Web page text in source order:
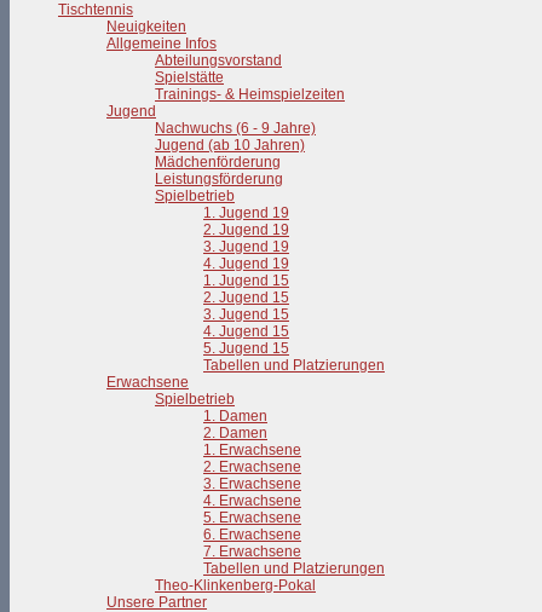
Tischtennis
Neuigkeiten
Allgemeine Infos
Abteilungsvorstand
Spielstätte
Trainings- & Heimspielzeiten
Jugend
Nachwuchs (6 - 9 Jahre)
Jugend (ab 10 Jahren)
Mädchenförderung
Leistungsförderung
Spielbetrieb
1. Jugend 19
2. Jugend 19
3. Jugend 19
4. Jugend 19
1. Jugend 15
2. Jugend 15
3. Jugend 15
4. Jugend 15
5. Jugend 15
Tabellen und Platzierungen
Erwachsene
Spielbetrieb
1. Damen
2. Damen
1. Erwachsene
2. Erwachsene
3. Erwachsene
4. Erwachsene
5. Erwachsene
6. Erwachsene
7. Erwachsene
Tabellen und Platzierungen
Theo-Klinkenberg-Pokal
Unsere Partner